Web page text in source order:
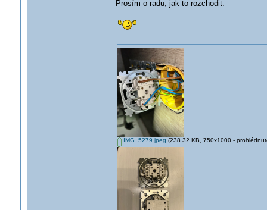
Prosím o radu, jak to rozchodit.
IMG_5279.jpeg (238.32 KB, 750x1000 -